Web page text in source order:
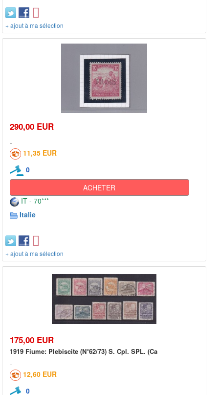
+ ajout à ma sélection
290,00 EUR
11,35 EUR
0
ACHETER
IT - 70***
Italie
+ ajout à ma sélection
175,00 EUR
1919 Fiume: Plebiscite (N°62/73) S. Cpl. SPL. (Ca
12,60 EUR
0